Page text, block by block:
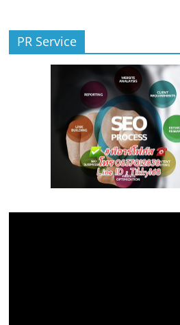
PR Service